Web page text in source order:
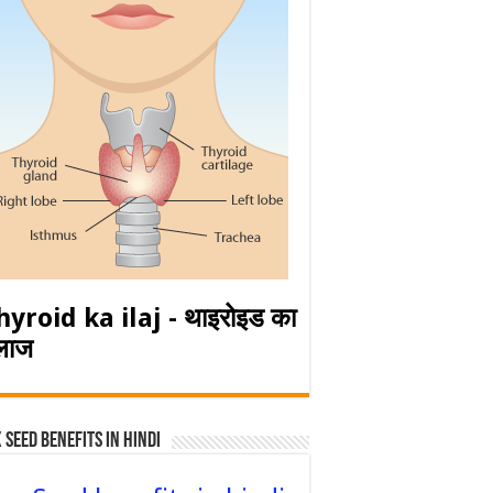
ka ilaj - थाइरोइड का
Seed Benefits in hindi